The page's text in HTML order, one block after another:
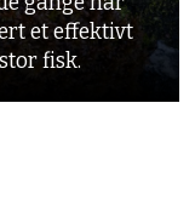
et effektivt
fisk.